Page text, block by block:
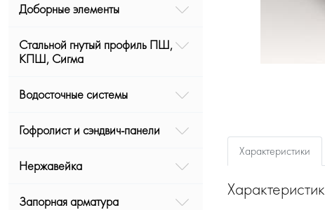
Доборные элементы
Стальной гнутый профиль ПШ,
КПШ, Сигма
Водосточные системы
Гофролист и сэндвич-панели
Нержавейка
Запорная арматура
Характеристики